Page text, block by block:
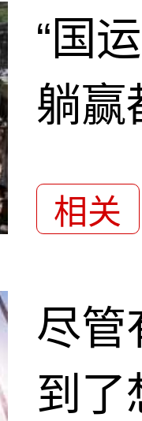
“国
躺赢
相关
尽管
到了